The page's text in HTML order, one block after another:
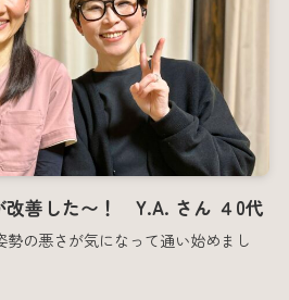
改善した〜！ Y.A. さん ４0代
の悪さが気になって通い始めまし